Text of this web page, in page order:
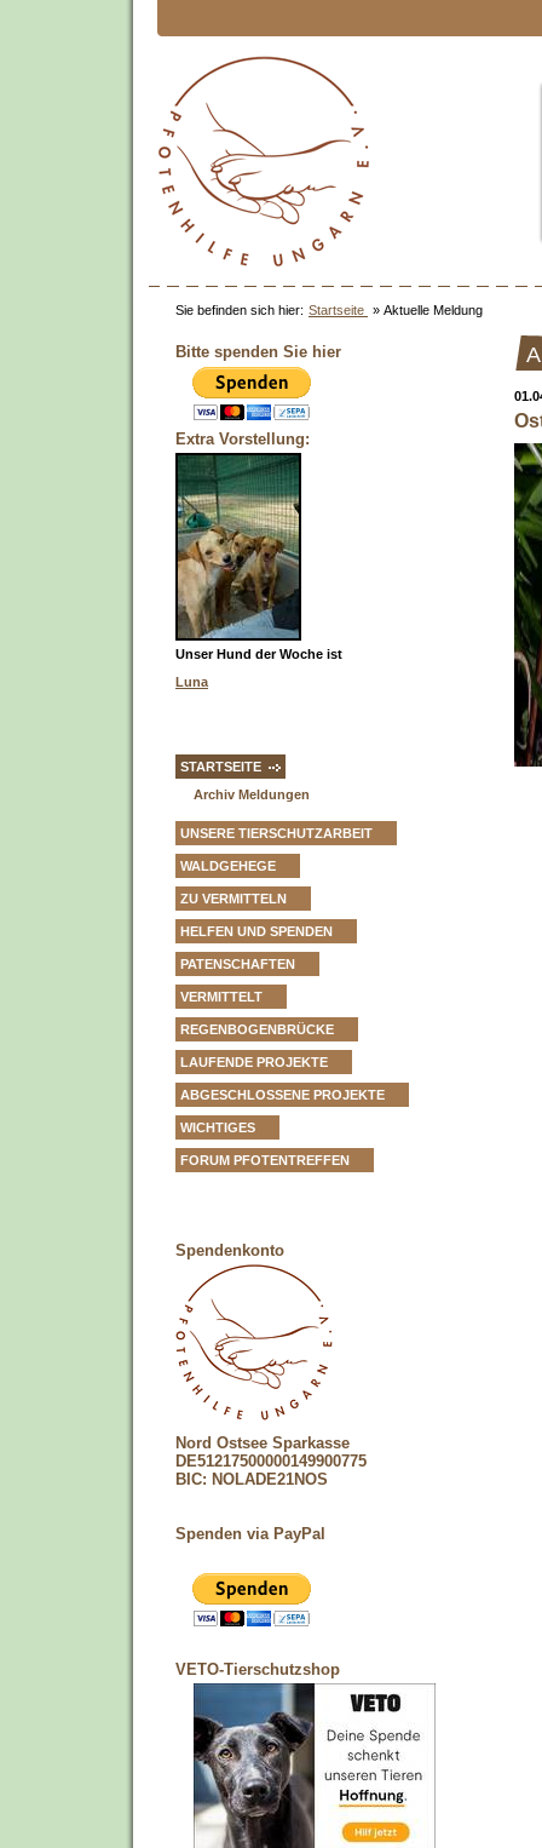
Sie befinden sich hier: Startseite » Aktuelle Meldung
Bitte spenden Sie hier
Extra Vorstellung:
Unser Hund der Woche ist
Luna
STARTSEITE
Archiv Meldungen
UNSERE TIERSCHUTZARBEIT
WALDGEHEGE
ZU VERMITTELN
HELFEN UND SPENDEN
PATENSCHAFTEN
VERMITTELT
REGENBOGENBRÜCKE
LAUFENDE PROJEKTE
ABGESCHLOSSENE PROJEKTE
WICHTIGES
FORUM PFOTENTREFFEN
Spendenkonto
Nord Ostsee Sparkasse
DE51217500000149900775
BIC: NOLADE21NOS
Spenden via PayPal
VETO-Tierschutzshop